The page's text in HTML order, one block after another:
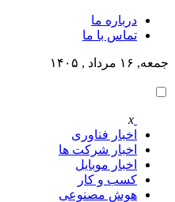
درباره ما
تماس با ما
جمعه, ۱۶ مرداد , ۱۴۰۵
x
اخبار فناوری
اخبار شرکت ها
اخبار موبایل
کسب و کار
هوش مصنوعی